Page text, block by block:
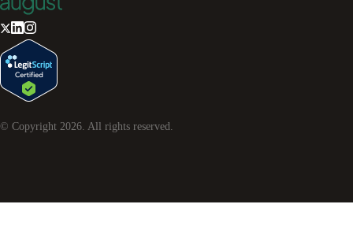
© Copyright 2026 . All rights reserved.